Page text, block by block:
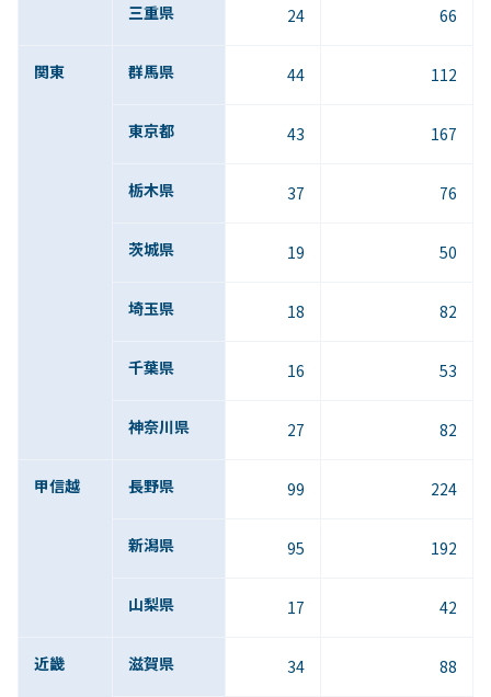
三重県 24 66
関東 群馬県 44 112
東京都 43 167
栃木県 37 76
茨城県 19 50
埼玉県 18 82
千葉県 16 53
神奈川県 27 82
甲信越 長野県 99 224
新潟県 95 192
山梨県 17 42
近畿 滋賀県 34 88